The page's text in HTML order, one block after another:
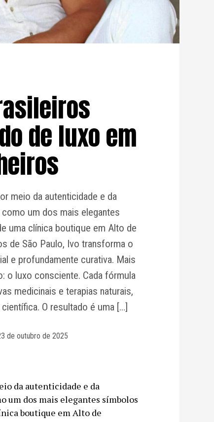
de luxo em
meio da autenticidade e da
um dos mais elegantes
uma clínica boutique em Alto de
de São Paulo, Ivo transforma o
e profundamente curativa. Mais
o luxo consciente. Cada fórmula
medicinais e terapias naturais,
O resultado é uma […]
de outubro de 2025
da autenticidade e da
um dos mais elegantes símbolos
boutique em Alto de